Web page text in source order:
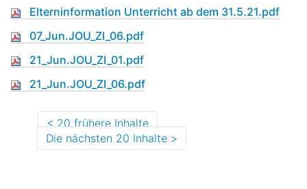
Elterninformation Unterricht ab dem 31.5.21.pdf
07_Jun.JOU_ZI_06.pdf
21_Jun.JOU_ZI_01.pdf
21_Jun.JOU_ZI_06.pdf
20 frühere Inhalte
Die nächsten 20 Inhalte